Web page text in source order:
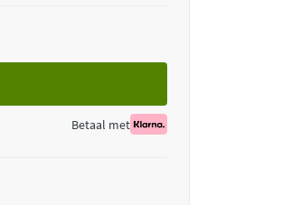
Betaal met